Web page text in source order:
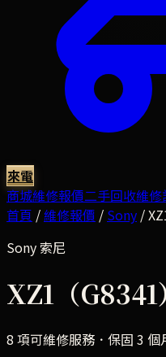
來電
商城維修報價二手回收維修
首頁 /維修報價 / Sony /
Sony索尼
XZ1（G8341）
8 項可維修服務．保固 3 個